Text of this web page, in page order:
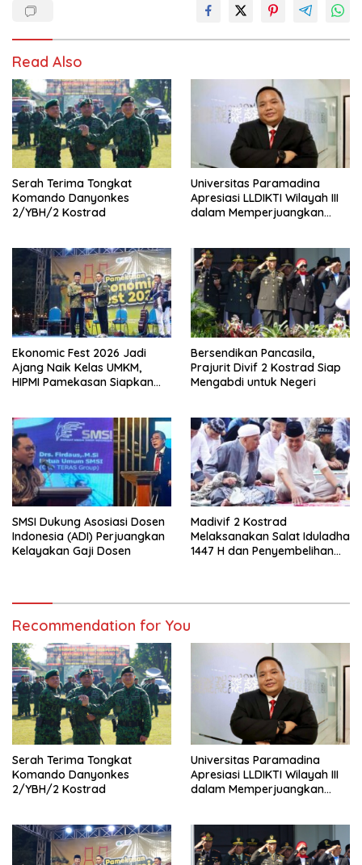
Read Also
Serah Terima Tongkat
Komando Danyonkes
2/YBH/2 Kostrad
Universitas Paramadina
Apresiasi LLDIKTI Wilayah III
dalam Memperjuangkan
Ekonomic Fest 2026 Jadi
Ajang Naik Kelas UMKM,
HIPMI Pamekasan Siapkan
Bersendikan Pancasila,
Prajurit Divif 2 Kostrad Siap
Mengabdi untuk Negeri
SMSI Dukung Asosiasi Dosen
Indonesia (ADI) Perjuangkan
Kelayakan Gaji Dosen
Madivif 2 Kostrad
Melaksanakan Salat Iduladha
1447 H dan Penyembelihan
Recommendation for You
Serah Terima Tongkat
Komando Danyonkes
2/YBH/2 Kostrad
Universitas Paramadina
Apresiasi LLDIKTI Wilayah III
dalam Memperjuangkan